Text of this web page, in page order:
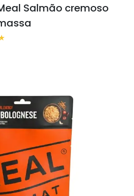
Salmão cremoso